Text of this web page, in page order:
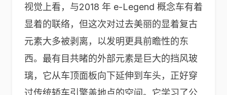
视觉上看，与2018 年 e-Legend 概念车有着
显着的联络，但这次对过去美丽的显着复古
元素大多被剥离，以发明更具前瞻性的东
西。最有目共睹的外部元素是巨大的挡风玻
璃，它从车顶面板向下延伸到车头，正好穿
过传统轿车引擎盖地点的空间。它学习了公